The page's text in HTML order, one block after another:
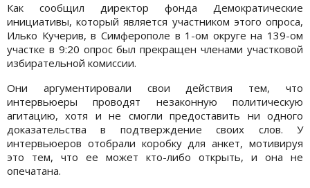
Как сообщил директор фонда Демократические
инициативы, который является участником этого опроса,
Илько Кучерив, в Симферополе в 1-ом округе на 139-ом
участке в 9:20 опрос был прекращен членами участковой
избирательной комиссии.
Они аргументировали свои действия тем, что
интервьюеры проводят незаконную политическую
агитацию, хотя и не смогли предоставить ни одного
доказательства в подтверждение своих слов. У
интервьюеров отобрали коробку для анкет, мотивируя
это тем, что ее может кто-либо открыть, и она не
опечатана.